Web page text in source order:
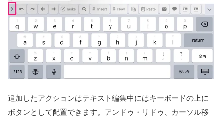
追加したアクションはテキスト編集中にはキーボードの上に
ボタンとして配置できます。アンドゥ・リドゥ、カーソル移